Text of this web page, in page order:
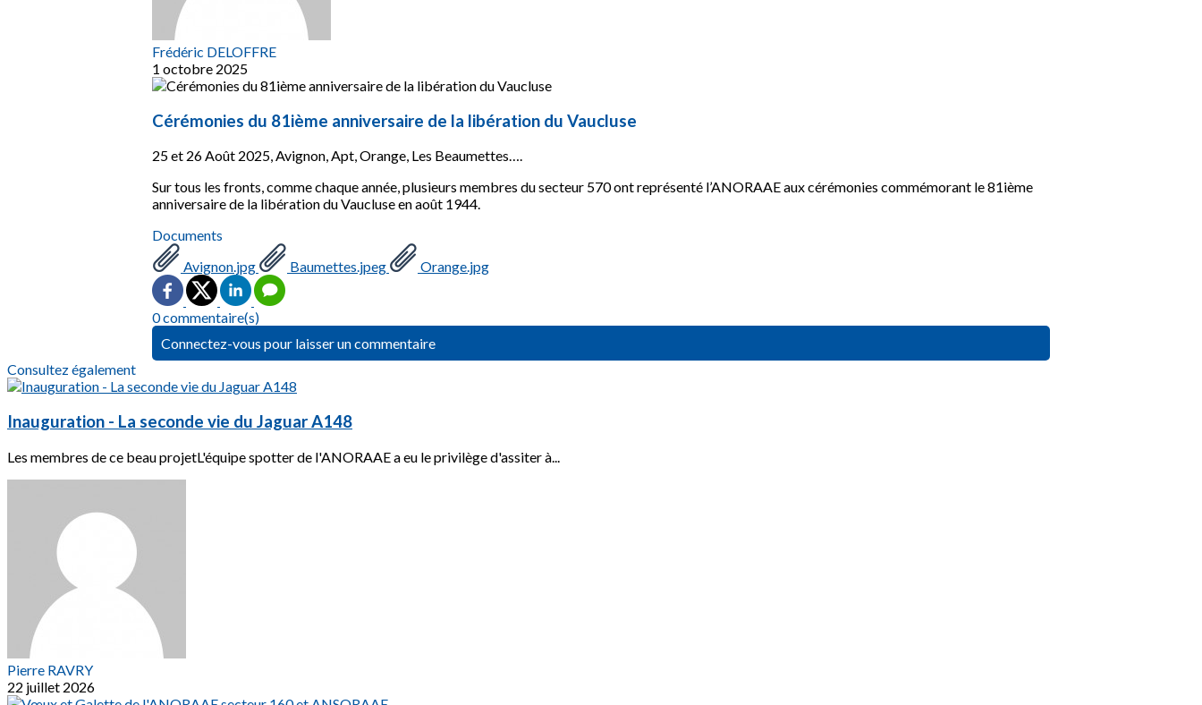
Frédéric DELOFFRE
1 octobre 2025
Cérémonies du 81ième anniversaire de la libération du Vaucluse
25 et 26 Août 2025, Avignon, Apt, Orange, Les Beaumettes….
Sur tous les fronts, comme chaque année, plusieurs membres du secteur 570 ont représenté l’ANORAAE aux cérémonies commémorant le 81ième
anniversaire de la libération du Vaucluse en août 1944.
Documents
Avignon.jpg
Baumettes.jpeg Orange.jpg
0 commentaire(s)
Connectez-vous pour laisser un commentaire
Consultez également
Inauguration - La seconde vie du Jaguar A148
Les membres de ce beau projetL'équipe spotter de l'ANORAAE a eu le privilège d'assiter à...
Pierre RAVRY
22 juillet 2026